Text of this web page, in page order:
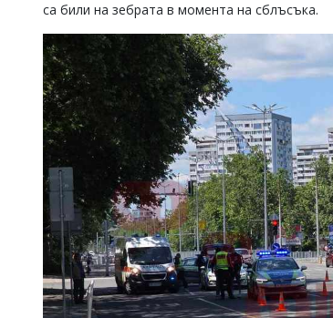
откриете
обиден
коментар,
сигнализирайте
са били на зебрата в момента на сблъсъка.